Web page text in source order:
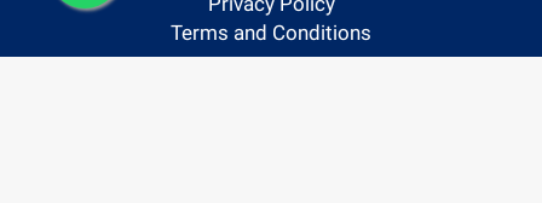
Terms and Conditions